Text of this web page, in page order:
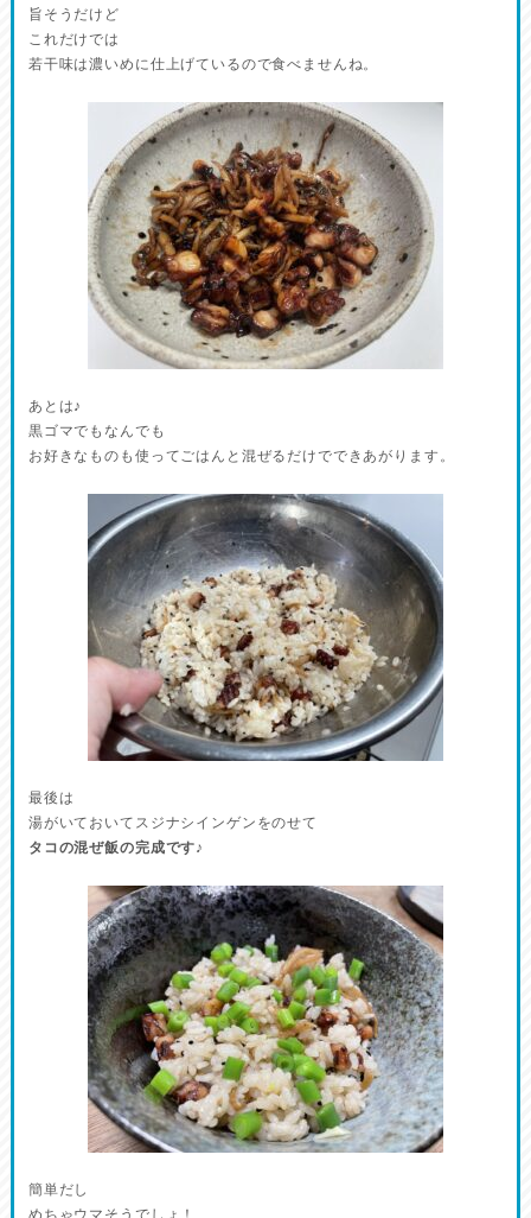
旨そうだけど
これだけでは
若干味は濃いめに仕上げているので食べませんね。
あとは♪
黒ゴマでもなんでも
お好きなものも使ってごはんと混ぜるだけでできあがります。
最後は
湯がいておいてスジナシインゲンをのせて
タコの混ぜ飯の完成です♪
簡単だし